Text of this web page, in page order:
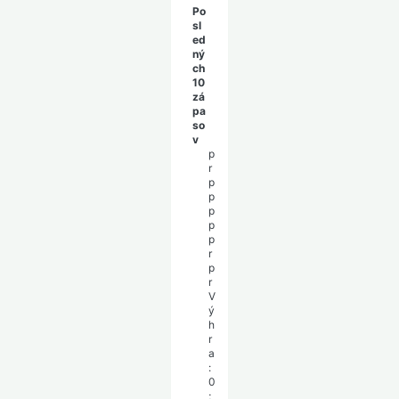
Po
sl
ed
ný
ch
10
zá
pa
so
v
p
r
p
p
p
p
p
r
p
r
V
ý
h
r
a
:
0
;